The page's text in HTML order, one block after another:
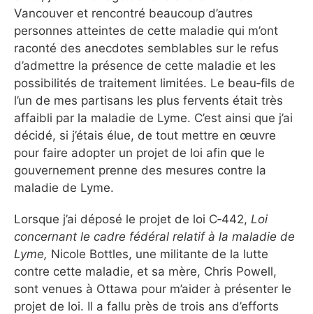
Vancouver et rencontré beaucoup d’autres
personnes atteintes de cette maladie qui m’ont
raconté des anecdotes semblables sur le refus
d’admettre la présence de cette maladie et les
possibilités de traitement limitées. Le beau‑fils de
l’un de mes partisans les plus fervents était très
affaibli par la maladie de Lyme. C’est ainsi que j’ai
décidé, si j’étais élue, de tout mettre en œuvre
pour faire adopter un projet de loi afin que le
gouvernement prenne des mesures contre la
maladie de Lyme.
Lorsque j’ai déposé le projet de loi C‑442, Loi
concernant le cadre fédéral relatif à la maladie de
Lyme, Nicole Bottles, une militante de la lutte
contre cette maladie, et sa mère, Chris Powell,
sont venues à Ottawa pour m’aider à présenter le
projet de loi. Il a fallu près de trois ans d’efforts